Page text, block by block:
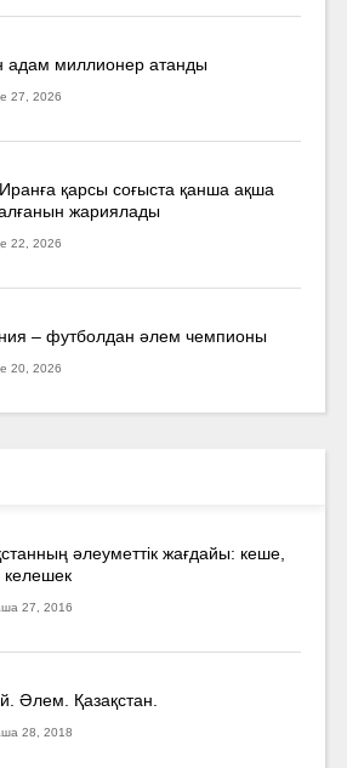
адам миллионер атанды
27, 2026
қарсы соғыста қанша ақша
жариялады
22, 2026
– футболдан әлем чемпионы
20, 2026
әлеуметтік жағдайы: кеше,
келешек
27, 2016
Әлем. Қазақстан.
28, 2018